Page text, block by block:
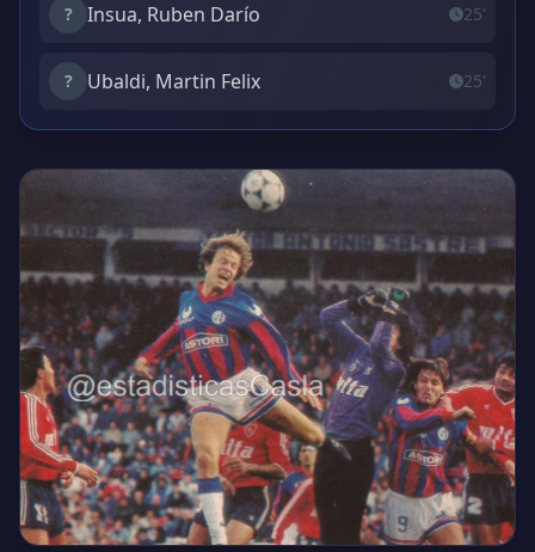
? Insua, Ruben Darío 25'
? Ubaldi, Martin Felix 25'